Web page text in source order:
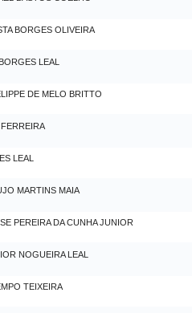
BORGES OLIVEIRA
LEAL
DE MELO BRITTO
LEAL
MARTINS MAIA
PEREIRA DA CUNHA JUNIOR
NOGUEIRA LEAL
TEIXEIRA